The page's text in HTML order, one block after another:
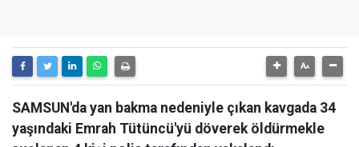
SAMSUN'da yan bakma nedeniyle çıkan kavgada 34
yaşındaki Emrah Tütüncü'yü döverek öldürmekle